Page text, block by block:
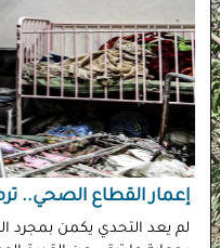
رغد سلامة
إبادةُ الشُّهود.. نهجٌ
للإفلات من العقاب!
مشيرة توفيق
قناصو "الشبح" بغزة..
لأول مرة!
إعمار القطاع الصحي..
لم يعد التحدي يكمن بمجرد